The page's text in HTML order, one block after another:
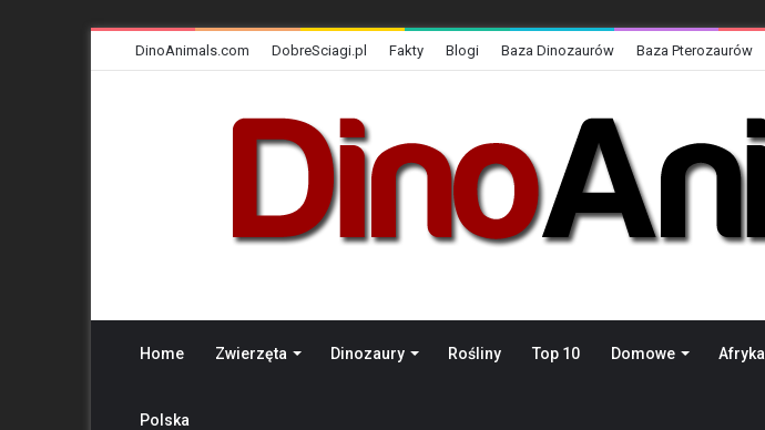
DinoAnimals.com DobreSciagi.pl Fakty Blogi Baza Dinozaurów Baza Pterozaurów
Home Zwierzęta Dinozaury Rośliny Top 10 Domowe Afryka
Polska